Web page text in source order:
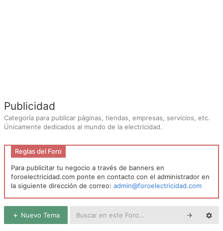
Publicidad
Categoría para publicar páginas, tiendas, empresas, servicios, etc.
Únicamente dedicados al mundo de la electricidad.
Reglas del Foro
Para publicitar tu negocio a través de banners en
foroelectricidad.com ponte en contacto con el administrador en
la siguiente dirección de correo: admin@foroelectricidad.com
Nuevo Tema